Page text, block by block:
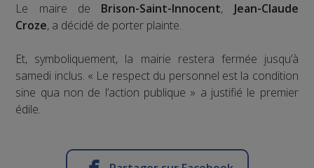
Le maire de Brison-Saint-Innocent, Jean-Claude
Croze, a décidé de porter plainte.
Et, symboliquement, la mairie restera fermée jusqu’à
samedi inclus. « Le respect du personnel est la condition
sine qua non de l’action publique » a justifié le premier
édile.